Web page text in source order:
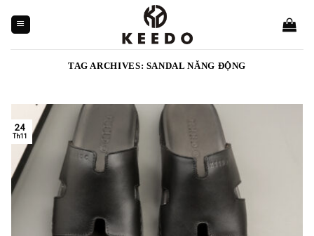
content
TAG ARCHIVES: SANDAL NĂNG ĐỘNG
24
Th11